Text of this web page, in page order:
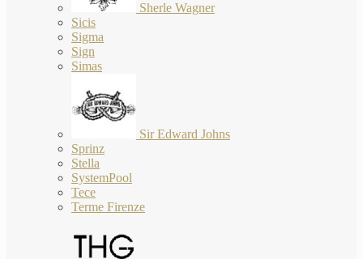
Sherle Wagner
Sicis
Sigma
Sign
Simas
Sir Edward Johns
Sprinz
Stella
SystemPool
Tece
Terme Firenze